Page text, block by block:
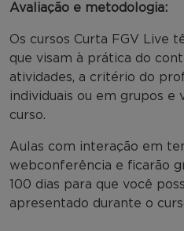
Avaliação e metodologia:
Os cursos Curta FGV Live
que visam à prática do
atividades, a critério do
individuais ou em grupos e
curso.
Aulas com interação em
webconferência e ficarão
100 dias para que você
apresentado durante o